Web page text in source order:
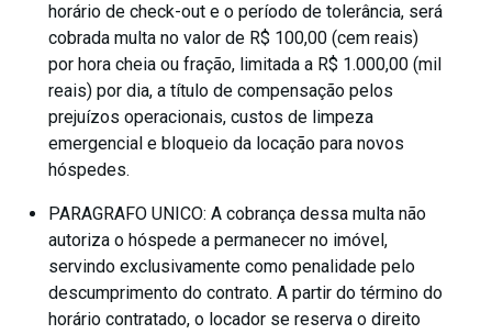
horário de check-out e o período de tolerância, será
cobrada multa no valor de R$ 100,00 (cem reais)
por hora cheia ou fração, limitada a R$ 1.000,00 (mil
reais) por dia, a título de compensação pelos
prejuízos operacionais, custos de limpeza
emergencial e bloqueio da locação para novos
hóspedes.
PARAGRAFO UNICO: A cobrança dessa multa não
autoriza o hóspede a permanecer no imóvel,
servindo exclusivamente como penalidade pelo
descumprimento do contrato. A partir do término do
horário contratado, o locador se reserva o direito